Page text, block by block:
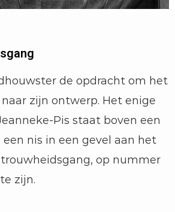
de opdracht om het
zijn ontwerp. Het enige
Pis staat boven een
nis in een gevel aan het
op nummer
zijn.